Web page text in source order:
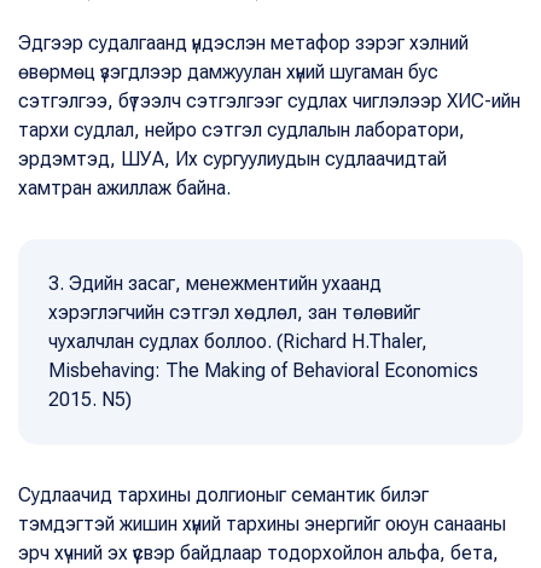
Эдгээр судалгаанд үндэслэн метафор зэрэг хэлний
өвөрмөц үзэгдлээр дамжуулан хүний шугаман бус
сэтгэлгээ, бүтээлч сэтгэлгээг судлах чиглэлээр ХИС-ийн
тархи судлал, нейро сэтгэл судлалын лаборатори,
эрдэмтэд, ШУА, Их сургуулиудын судлаачидтай
хамтран ажиллаж байна.
3. Эдийн засаг, менежментийн ухаанд
хэрэглэгчийн сэтгэл хөдлөл, зан төлөвийг
чухалчлан судлах боллоо. (Richard H.Thaler,
Misbehaving: The Making of Behavioral Economics
2015. N5)
Судлаачид тархины долгионыг семантик билэг
тэмдэгтэй жишин хүний тархины энергийг оюун санааны
эрч хүчний эх үүсвэр байдлаар тодорхойлон альфа, бета,